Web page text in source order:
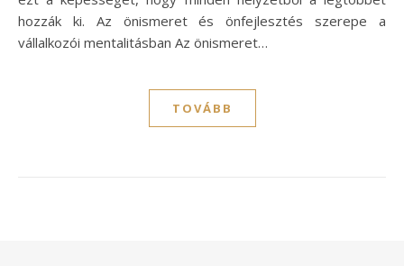
hozzák ki. Az önismeret és önfejlesztés szerepe a
vállalkozói mentalitásban Az önismeret…
TOVÁBB